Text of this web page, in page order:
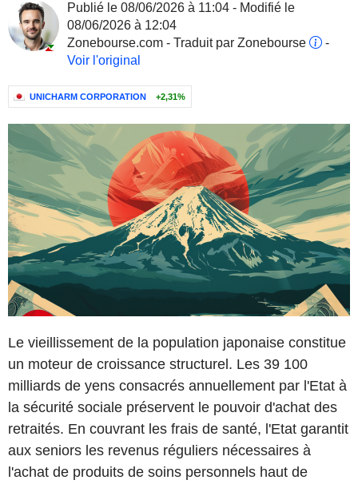
Publié le 08/06/2026 à 11:04 - Modifié le
08/06/2026 à 12:04
Zonebourse.com - Traduit par Zonebourse
-
Voir l'original
UNICHARM CORPORATION +2,31%
Le vieillissement de la population japonaise constitue
un moteur de croissance structurel. Les 39 100
milliards de yens consacrés annuellement par l'Etat à
la sécurité sociale préservent le pouvoir d'achat des
retraités. En couvrant les frais de santé, l'Etat garantit
aux seniors les revenus réguliers nécessaires à
l'achat de produits de soins personnels haut de